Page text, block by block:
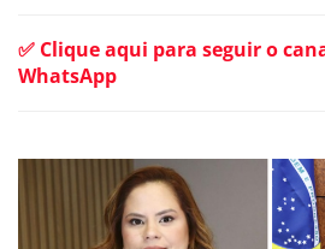
✅ Clique aqui para seguir o
WhatsApp